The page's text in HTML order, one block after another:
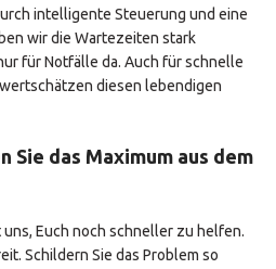
intelligente Steuerung und eine
wir die Wartezeiten stark
für Notfälle da. Auch für schnelle
diesen lebendigen
Sie das Maximum aus dem
Euch noch schneller zu helfen.
Schildern Sie das Problem so